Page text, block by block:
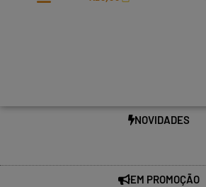
NOVIDADES
EM PROMOÇÃO